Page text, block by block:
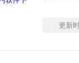
更新时